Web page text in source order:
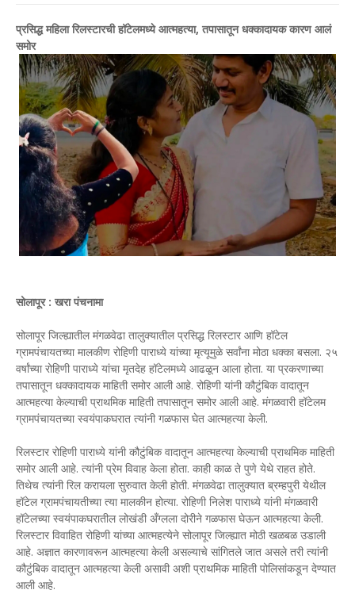
प्रसिद्ध महिला रिलस्टारची हॉटेलमध्ये आत्महत्या, तपासातून धक्कादायक कारण आलं
समोर
सोलापूर : खरा पंचनामा
सोलापूर जिल्ह्यातील मंगळवेढा तालुक्यातील प्रसिद्ध रिलस्टार आणि हॉटेल
ग्रामपंचायतच्या मालकीण रोहिणी पाराध्ये यांच्या मृत्यूमुळे सर्वांना मोठा धक्का बसला. २५
वर्षांच्या रोहिणी पाराध्ये यांचा मृतदेह हॉटेलमध्ये आढळून आला होता. या प्रकरणाच्या
तपासातून धक्कादायक माहिती समोर आली आहे. रोहिणी यांनी कौटुंबिक वादातून
आत्महत्या केल्याची प्राथमिक माहिती तपासातून समोर आली आहे. मंगळवारी हॉटेलम
ग्रामपंचायतच्या स्वयंपाकघरात त्यांनी गळफास घेत आत्महत्या केली.
रिलस्टार रोहिणी पाराध्ये यांनी कौटुंबिक वादातून आत्महत्या केल्याची प्राथमिक माहिती
समोर आली आहे. त्यांनी प्रेम विवाह केला होता. काही काळ ते पुणे येथे राहत होते.
तिथेच त्यांनी रिल करायला सुरुवात केली होती. मंगळवेढा तालुक्यात ब्रम्हपुरी येथील
हॉटेल ग्रामपंचायतीच्या त्या मालकीन होत्या. रोहिणी निलेश पाराध्ये यांनी मंगळवारी
हॉटेलच्या स्वयंपाकघरातील लोखंडी अँग्लला दोरीने गळफास घेऊन आत्महत्या केली.
रिलस्टार विवाहित रोहिणी यांच्या आत्महत्येने सोलापूर जिल्ह्यात मोठी खळबळ उडाली
आहे. अज्ञात कारणावरून आत्महत्या केली असल्याचे सांगितले जात असले तरी त्यांनी
कौटुंबिक वादातून आत्महत्या केली असावी अशी प्राथमिक माहिती पोलिसांकडून देण्यात
आली आहे.